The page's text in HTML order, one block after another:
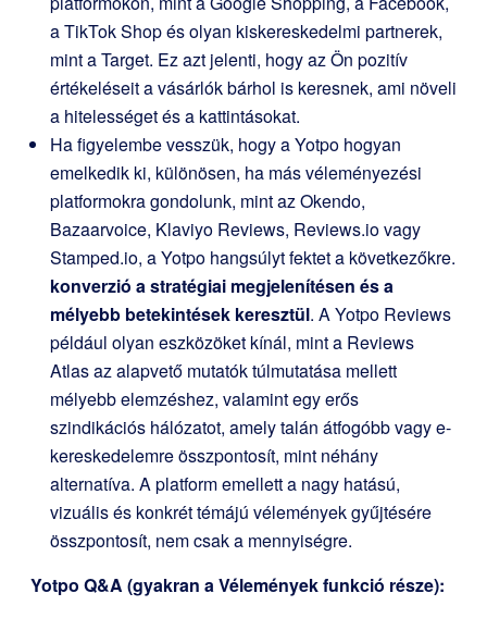
a TikTok Shop és olyan kiskereskedelmi partnerek,
mint a Target. Ez azt jelenti, hogy az Ön pozitív
értékeléseit a vásárlók bárhol is keresnek, ami növeli
a hitelességet és a kattintásokat.
Ha figyelembe vesszük, hogy a Yotpo hogyan
emelkedik ki, különösen, ha más véleményezési
platformokra gondolunk, mint az Okendo,
Bazaarvoice, Klaviyo Reviews, Reviews.io vagy
Stamped.io, a Yotpo hangsúlyt fektet a következőkre.
konverzió a stratégiai megjelenítésen és a
mélyebb betekintések keresztül. A Yotpo Reviews
például olyan eszközöket kínál, mint a Reviews
Atlas az alapvető mutatók túlmutatása mellett
mélyebb elemzéshez, valamint egy erős
szindikációs hálózatot, amely talán átfogóbb vagy e-
kereskedelemre összpontosít, mint néhány
alternatíva. A platform emellett a nagy hatású,
vizuális és konkrét témájú vélemények gyűjtésére
összpontosít, nem csak a mennyiségre.
Yotpo Q&A (gyakran a Vélemények funkció része):